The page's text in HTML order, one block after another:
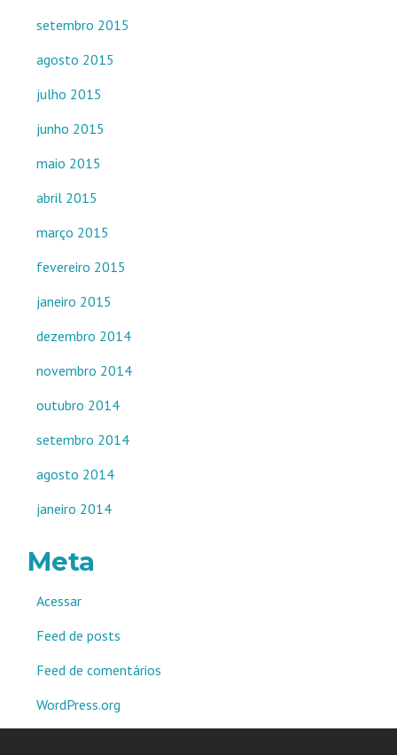
setembro 2015
agosto 2015
julho 2015
junho 2015
maio 2015
abril 2015
março 2015
fevereiro 2015
janeiro 2015
dezembro 2014
novembro 2014
outubro 2014
setembro 2014
agosto 2014
janeiro 2014
Meta
Acessar
Feed de posts
Feed de comentários
WordPress.org